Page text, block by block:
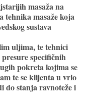
masaža na
tehnika masaže koja
sustava
uljima, te tehnici
specifičnih
pokreta kojima se
te se klijenta u vrlo
do stanja ravnoteže i